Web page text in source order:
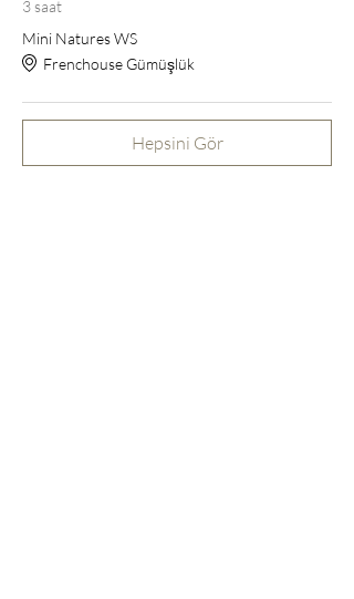
3 saat
Mini Natures WS
Frenchouse Gümüşlük
Hepsini Gör